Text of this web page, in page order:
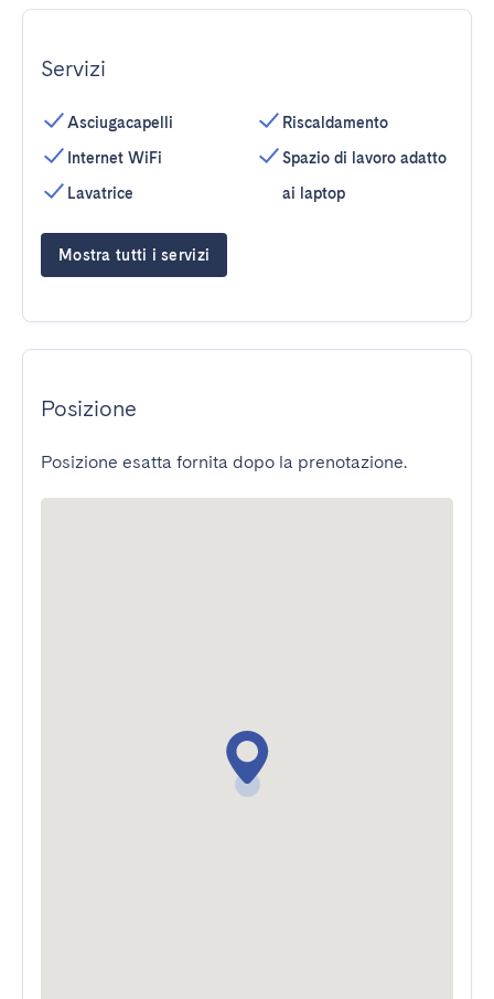
Servizi
Asciugacapelli
Internet WiFi
Lavatrice
Riscaldamento
Spazio di lavoro adatto
ai laptop
Mostra tutti i servizi
Posizione
Posizione esatta fornita dopo la prenotazione.